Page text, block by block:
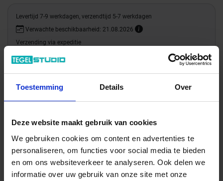
Toestemming Details Over
Deze website maakt gebruik van cookies
We gebruiken cookies om content en advertenties te
personaliseren, om functies voor social media te bieden
en om ons websiteverkeer te analyseren. Ook delen we
informatie over uw gebruik van onze site met onze
Levertijd 7-9 werkdagen, verzendtijd 5-7 werkdagen
Verwachte beschikbaarheid: 21.08.2026
Verzending via expeditie
21,28 €
Totale prijs / geleverde hoeveelheid
21,28 €
Stuk